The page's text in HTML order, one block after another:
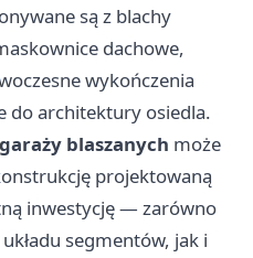
są z blachy
dachowe,
wykończenia
do architektury osiedla.
blaszanych może
projektowaną
inwestycję — zarówno
segmentów, jak i